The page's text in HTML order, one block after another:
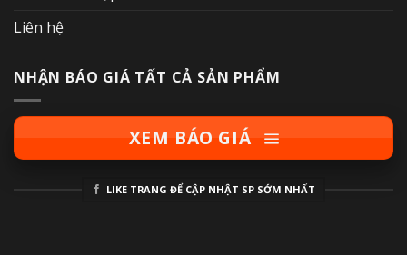
Liên hệ
NHẬN BÁO GIÁ TẤT CẢ SẢN PHẨM
XEM BÁO GIÁ
LIKE TRANG ĐỂ CẬP NHẬT SP SỚM NHẤT